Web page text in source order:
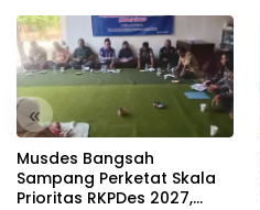
«
Musdes Bangsah
Sampang Perketat Skala
Prioritas RKPDes 2027,